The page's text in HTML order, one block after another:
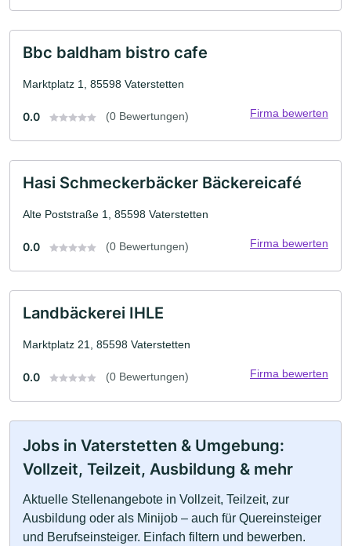
Bbc baldham bistro cafe
Marktplatz 1, 85598 Vaterstetten
0.0 (0 Bewertungen) Firma bewerten
Hasi Schmeckerbäcker Bäckereicafé
Alte Poststraße 1, 85598 Vaterstetten
0.0 (0 Bewertungen) Firma bewerten
Landbäckerei IHLE
Marktplatz 21, 85598 Vaterstetten
0.0 (0 Bewertungen) Firma bewerten
Jobs in Vaterstetten & Umgebung:
Vollzeit, Teilzeit, Ausbildung & mehr
Aktuelle Stellenangebote in Vollzeit, Teilzeit, zur
Ausbildung oder als Minijob – auch für Quereinsteiger
und Berufseinsteiger. Einfach filtern und bewerben.